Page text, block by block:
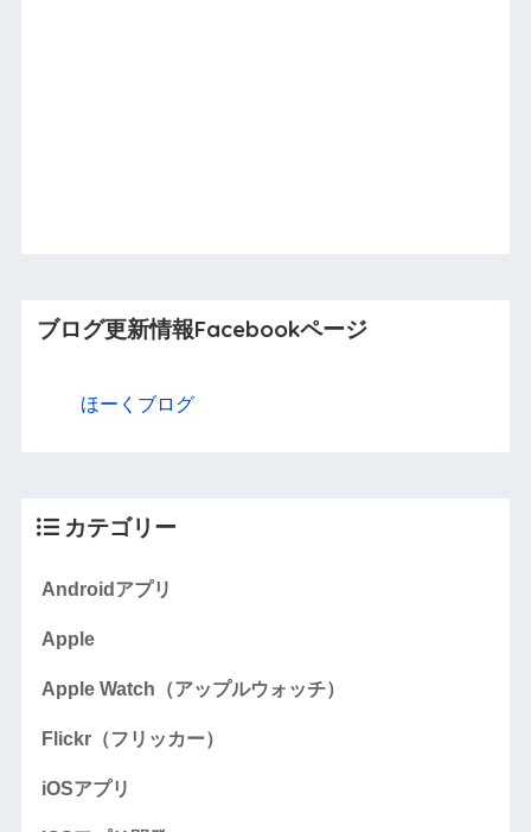
ブログ更新情報Facebookページ
ほーくブログ
カテゴリー
Androidアプリ
Apple
Apple Watch（アップルウォッチ）
Flickr（フリッカー）
iOSアプリ